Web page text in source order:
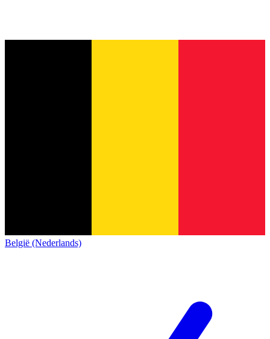
België (Nederlands)